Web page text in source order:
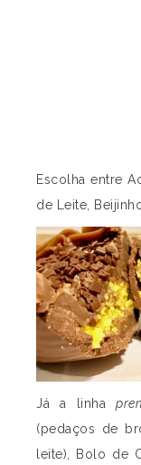
Escolha entre
de Leite,
Já a linha
(pedaços de
leite), Bolo de